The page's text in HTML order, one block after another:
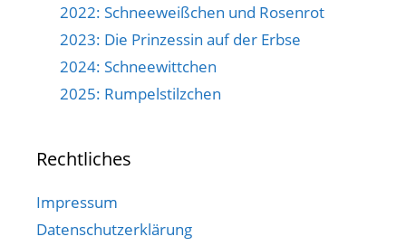
2022: Schneeweißchen und Rosenrot
2023: Die Prinzessin auf der Erbse
2024: Schneewittchen
2025: Rumpelstilzchen
Rechtliches
Impressum
Datenschutzerklärung